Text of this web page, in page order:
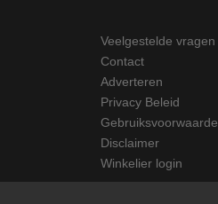
Veelgestelde vragen
Contact
Adverteren
Privacy Beleid
Disclaimer
Winkelier login